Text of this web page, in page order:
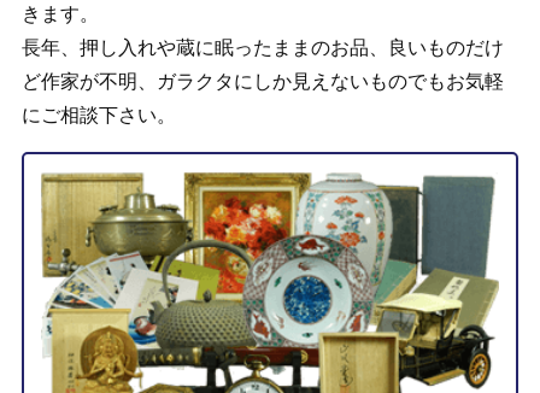
きます。
長年、押し入れや蔵に眠ったままのお品、良いものだけ
ど作家が不明、ガラクタにしか見えないものでもお気軽
にご相談下さい。